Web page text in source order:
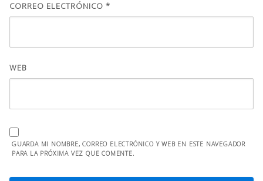
CORREO ELECTRÓNICO *
WEB
GUARDA MI NOMBRE, CORREO ELECTRÓNICO Y WEB EN ESTE NAVEGADOR
PARA LA PRÓXIMA VEZ QUE COMENTE.